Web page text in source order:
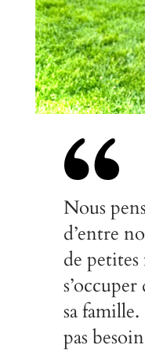
Nous
d’entre
de petites
sa
pas